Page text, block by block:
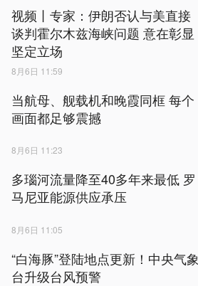
视频丨专家：伊朗否认与美直接
谈判霍尔木兹海峡问题 意在彰显
坚定立场
8月6日 11:59
当航母、舰载机和晚霞同框 每个
画面都足够震撼
8月6日 11:23
多瑙河流量降至40多年来最低 罗
马尼亚能源供应承压
8月6日 11:05
“白海豚”登陆地点更新！中央气象
台升级台风预警